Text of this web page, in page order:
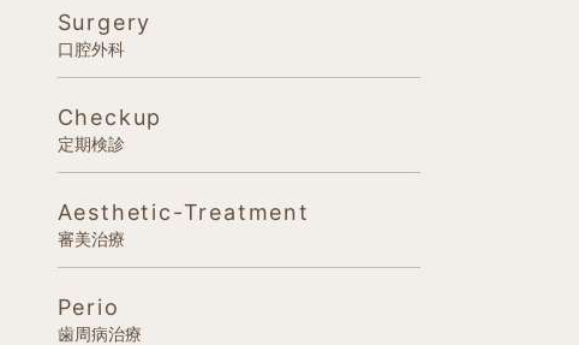
Surgery
口腔外科
Checkup
定期検診
Aesthetic-Treatment
審美治療
Perio
歯周病治療